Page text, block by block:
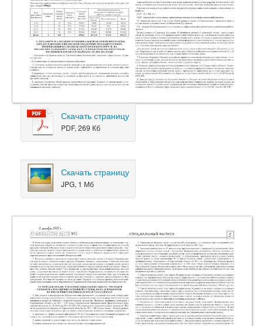
Скачать страницу
PDF, 269 Кб
Скачать страницу
JPG, 1 Мб